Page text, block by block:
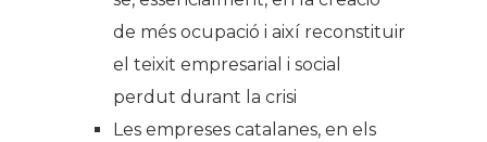
de més ocupació i així reconstituir
el teixit empresarial i social
perdut durant la crisi
Les empreses catalanes, en els